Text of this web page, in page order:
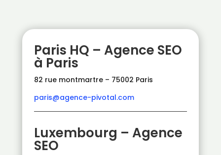
Paris HQ – Agence SEO
à Paris
82 rue montmartre – 75002 Paris
paris@agence-pivotal.com
Luxembourg – Agence
SEO